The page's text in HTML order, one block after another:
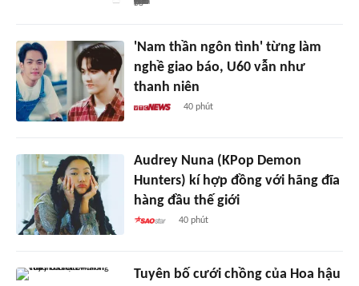
'Nam thần ngôn tình' từng làm
nghề giao báo, U60 vẫn như
thanh niên
40 phút
Audrey Nuna (KPop Demon
Hunters) kí hợp đồng với hãng đĩa
hàng đầu thế giới
40 phút
Tuyên bố cưới chồng của Hoa hậu